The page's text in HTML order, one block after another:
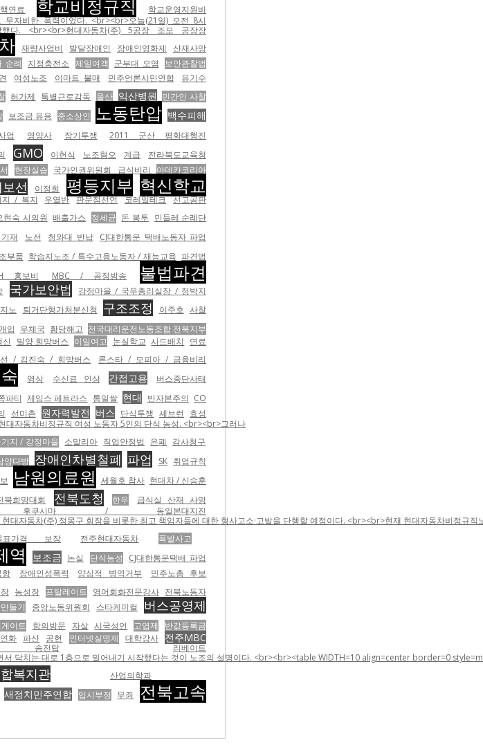
연료 학교비정규직
학교운영지원비
자비한 폭력이었다. <br><br>오늘(21일) 오전 8시
. <br><br>현대자동차(주) 5공장 조모 공장장
재량사업비 발달장애인 장애인영화제 산재사망
순례 지정충전소 제일여객 군부대 오염
보안관찰법
여성노조 이마트 불매 민주언론시민연합
유기수
허가제 특별근로감독 울산 익산병원 민간인 사찰
보조금 유용 중소상인 노동탄압 백수피해
업 영양사 장기투쟁 2011 군산 평화대행진
GMO 이헌식 노조혐오 계급
전라북도교육청
현장실습 국가인권위원회 급식비리
아데카코리아
선 이정희 평등지부 혁신학교
/ 복지 우열반 판문점선언 코레일테크 선고공판
현숙 시의원 배출가스 정세균 돈 봉투 민들레 순례단
재 노선 청와대 반납
CJ대한통운 택배노동자 파업
부품 학습지노조 / 특수고용노동자 / 재능교육 파견법
홍보비 MBC / 공정방송 불법파견
국가보안법 강정마을 / 국무총리실장 / 정박지
노 퇴거단행가처분신청 구조조정 이주호 사찰
입 우체국 황당해고 전국대리운전노동조합 전북지부
신 밀양 희망버스 이일여고 논실학교 사드배치
연료
/ 김진숙 / 희망버스 론스타 / 모피아 / 금융비리
영상 수신료 인상 간접고용 버스중단사태
파티 제임스 페트라스 통일쌀 현대 반자본주의 CO
선미촌 원자력발전 버스 단식투쟁 셰브런
효성
대자동차비정규직 여성 노동자 5인의 단식 농성. <br><br>그러나
지 / 강정마을 소말리아 직업안정법 은폐 감사청구
양다방 장애인차별철폐 파업 SK 취업규칙
남원의료원 세월호 참사 현대차 / 신승훈
북희망대회 전북도청 한우
급식실 산재 사망
시마 / 동일본대지진
대자동차(주) 정몽구 회장을 비롯한 최고 책임자들에 대한 형사고소·고발을 단행할 예정이다. <br><br>현재 현대자동차비정
가격 보장 전주현대자동차
폭발사고
역 보조금 논실 단식농성 CJ대한통운택배 파업
장애인성폭력 양심적 병역거부
민주노총 후보
농성장 프탈레이트 영어회화전문강사 전북노동자
들기 중앙노동위원회 스타케미컬 버스공영제
이트 항의방문 자살 시국성언 고엽제
반값등록금
화 파산 공현 인터넷실명제 대학강사 전주MBC
탑
리베이트
서 닥치는 대로 1층으로 밀어내기 시작했다는 것이 노조의 설명이다. <br><br><table WIDTH=10 align=center border=0
복지관
산업의학과
새정치민주연합 입시부정 무죄 전북고속